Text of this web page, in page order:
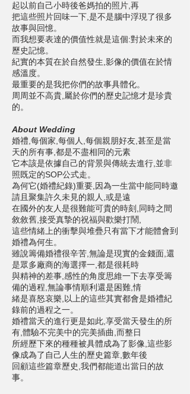
起以前自己小時後爸媽拍的照片,再
把這些照片回味一下,是不是腦中浮現了很多
故事與回憶。
而我想要表達的價值性就是這個:對於未來的
歷史記憶。
紀實的本質在於自然發生,影像的價值在於情
感溫度。
最重要的是我把你們的故事具體化。
周周並不高貴,屬於你們的歷史記憶才是珍貴
的。
About Wedding
婚禮,每個家,每個人,每個親朋好友,甚至是當
天的所有事,都是不盡相同的元素
它本該是依據自己的背景與傳統去進行,並非
照既定的SOP公式走。
為何它(婚禮紀錄)重要,因為一生當中能同時邀
請且聚集許久未見的親人,或是遠
在國外的友人是很難能可貴的時刻,同時之間
敘敘舊,接受真摯的祝福與歡樂打鬧,
這些情緒上的衝擊與堆疊只有當下才能體會到
婚禮為何生。
雖說籌備婚禮很辛苦,無論是現實的金錢面,還
是眾多廠商的海選擇一,都是很耗時
與精神的差事,感性的角度思維一下去享受籌
備的過程,無論事情順利還是困難,情
緒是喜怒哀樂,以上的這些其實都會是婚禮紀
錄前的過程之一。
婚禮當天的進行更是如此,享受當天發生的所
有,體驗不完美中的完美插曲,而整日
所經歷下來的種種被具體成為了影像,這些影
像成為了自己人生的歷史篇章,數年後
回顧這些篇章歷史,我們都能道出當日的故
事。